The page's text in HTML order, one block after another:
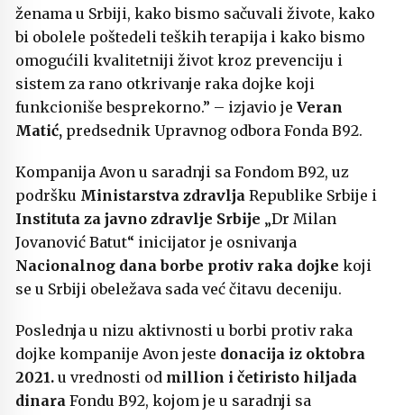
ženama u Srbiji, kako bismo sačuvali živote, kako
bi obolele poštedeli teških terapija i kako bismo
omogućili kvalitetniji život kroz prevenciju i
sistem za rano otkrivanje raka dojke koji
funkcioniše besprekorno.” – izjavio je Veran
Matić, predsednik Upravnog odbora Fonda B92.
Kompanija Avon u saradnji sa Fondom B92, uz
podršku Ministarstva zdravlja Republike Srbije i
Instituta za javno zdravlje Srbije „Dr Milan
Jovanović Batut“ inicijator je osnivanja
Nacionalnog dana borbe protiv raka dojke koji
se u Srbiji obeležava sada već čitavu deceniju.
Poslednja u nizu aktivnosti u borbi protiv raka
dojke kompanije Avon jeste donacija iz oktobra
2021. u vrednosti od million i četiristo hiljada
dinara Fondu B92, kojom je u saradnji sa